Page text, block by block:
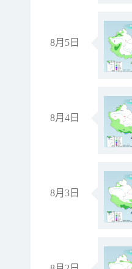
8月5日
8月4日
8月3日